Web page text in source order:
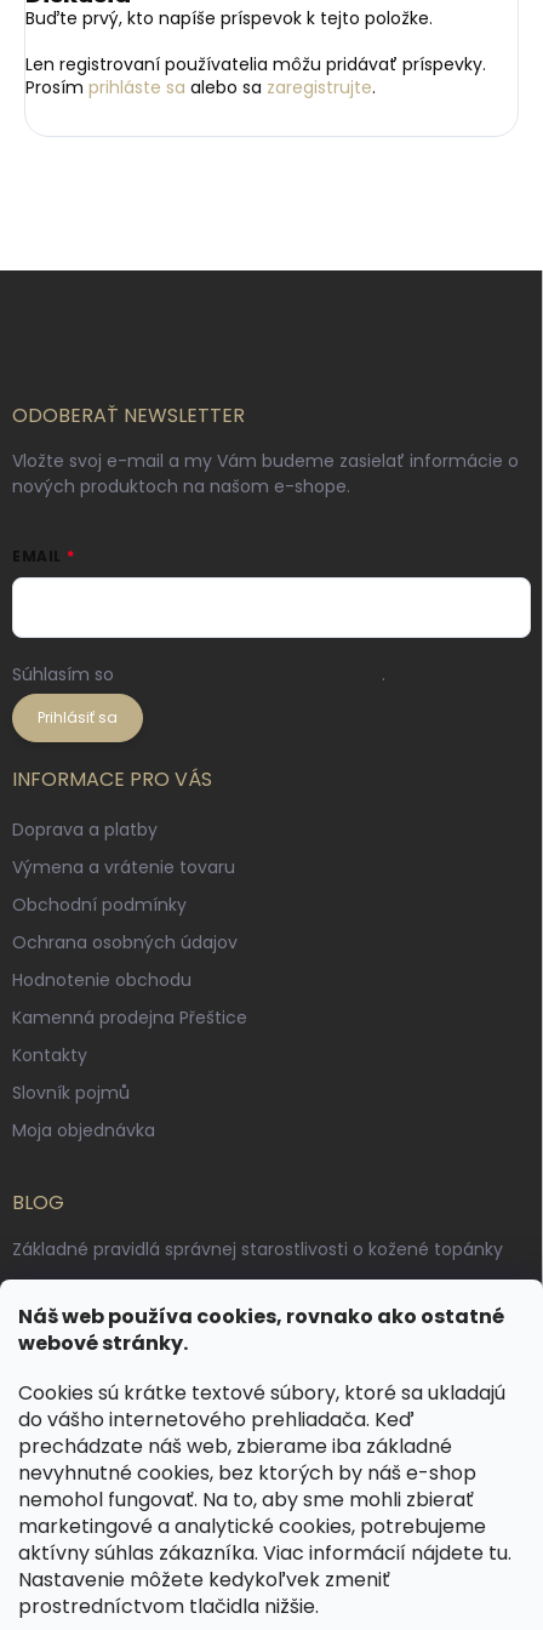
Náš web používa cookies, rovnako ako ostatné
webové stránky.
Cookies sú krátke textové súbory, ktoré sa ukladajú
do vášho internetového prehliadača. Keď
prechádzate náš web, zbierame iba základné
nevyhnutné cookies, bez ktorých by náš e-shop
nemohol fungovať. Na to, aby sme mohli zbierať
marketingové a analytické cookies, potrebujeme
aktívny súhlas zákazníka. Viac informácií nájdete tu.
Nastavenie môžete kedykoľvek zmeniť
prostredníctvom tlačidla nižšie.
Buďte prvý, kto napíše príspevok k tejto položke.
Len registrovaní používatelia môžu pridávať príspevky.
Prosím prihláste sa alebo sa zaregistrujte.
ODOBERAŤ NEWSLETTER
Vložte svoj e-mail a my Vám budeme zasielať informácie o
nových produktoch na našom e-shope.
EMAIL
Súhlasím so .
Prihlásiť sa
INFORMACE PRO VÁS
Doprava a platby
Výmena a vrátenie tovaru
Obchodní podmínky
Ochrana osobných údajov
Hodnotenie obchodu
Kamenná prodejna Přeštice
Kontakty
Slovník pojmů
Moja objednávka
BLOG
Základné pravidlá správnej starostlivosti o kožené topánky
Výroba českých kožených opaskov: vôňa pravej kože, dotyk
remesla
KONTAKT
dotazy@ spongr.cz
+420 776 663 962
https://www.facebook.com/spongr.cz
spongr.cz